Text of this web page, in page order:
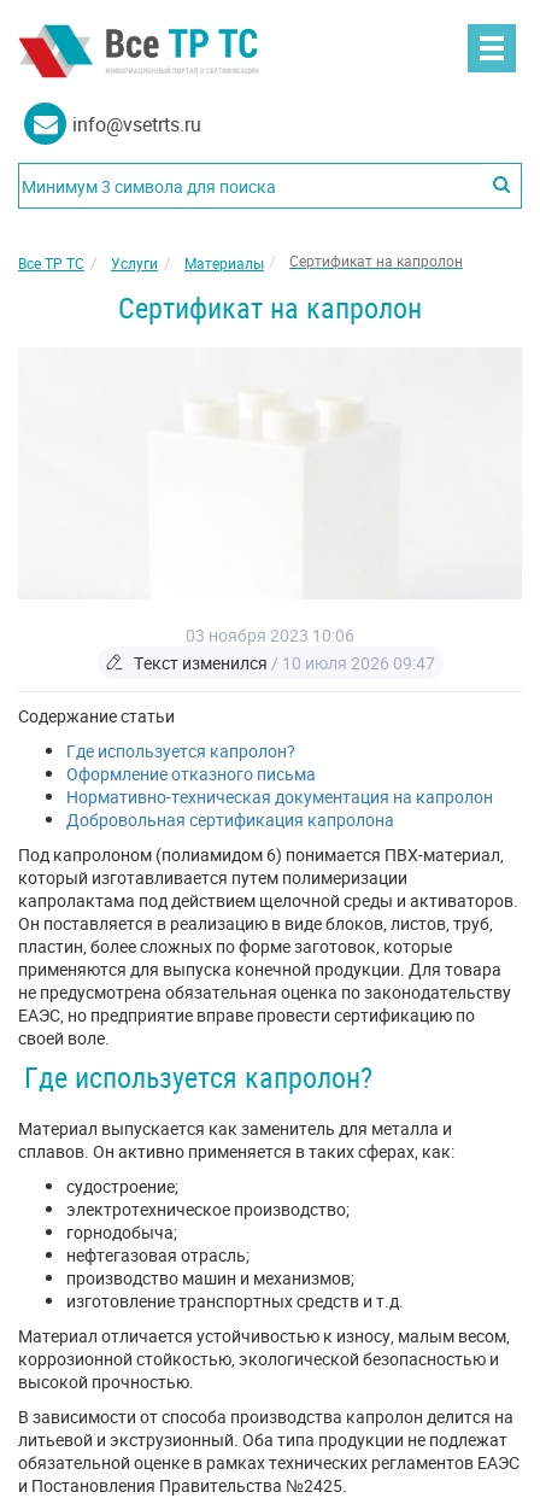
info@vsetrts.ru
Все ТР ТС Услуги Материалы Сертификат на капролон
Сертификат на капролон
03 ноября 2023 10:06
Текст изменился / 10 июля 2026 09:47
Содержание статьи
Где используется капролон?
Оформление отказного письма
Нормативно-техническая документация на капролон
Добровольная сертификация капролона
Под капролоном (полиамидом 6) понимается ПВХ-материал,
который изготавливается путем полимеризации
капролактама под действием щелочной среды и активаторов.
Он поставляется в реализацию в виде блоков, листов, труб,
пластин, более сложных по форме заготовок, которые
применяются для выпуска конечной продукции. Для товара
не предусмотрена обязательная оценка по законодательству
ЕАЭС, но предприятие вправе провести сертификацию по
своей воле.
Где используется капролон?
Материал выпускается как заменитель для металла и
сплавов. Он активно применяется в таких сферах, как:
судостроение;
электротехническое производство;
горнодобыча;
нефтегазовая отрасль;
производство машин и механизмов;
изготовление транспортных средств и т.д.
Материал отличается устойчивостью к износу, малым весом,
коррозионной стойкостью, экологической безопасностью и
высокой прочностью.
В зависимости от способа производства капролон делится на
литьевой и экструзионный. Оба типа продукции не подлежат
обязательной оценке в рамках технических регламентов ЕАЭС
и Постановления Правительства №2425.